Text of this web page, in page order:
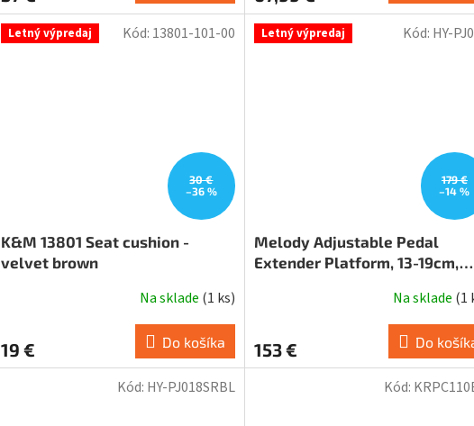
Letný výpredaj
30 €
–36 %
K&M 13801 Seat cushion -
velvet brown
Na sklade (1 ks)
19 € Do košíka
Kód: 13801-101-00 Letný výpredaj
179 €
–14 %
Melody Adjustable Pedal
Extender Platform, 13-19cm,
Na sklade (1
153 € Do
Kód: HY-
Kód: HY-PJ018SRBL Kód: